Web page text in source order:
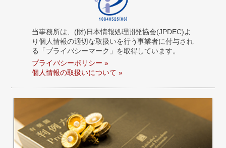
当事務所は、(財)日本情報処理開発協会(JPDEC)よ
り個人情報の適切な取扱いを行う事業者に付与され
る「プライバシーマーク」を取得しています。
プライバシーポリシー »
個人情報の取扱いについて »